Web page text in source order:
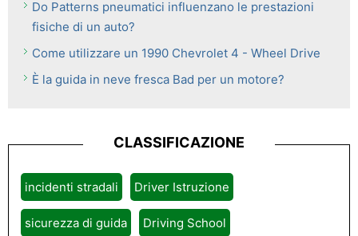
Do Patterns pneumatici influenzano le prestazioni
fisiche di un auto?
Come utilizzare un 1990 Chevrolet 4 - Wheel Drive
È la guida in neve fresca Bad per un motore?
CLASSIFICAZIONE
incidenti stradali Driver Istruzione
sicurezza di guida Driving School